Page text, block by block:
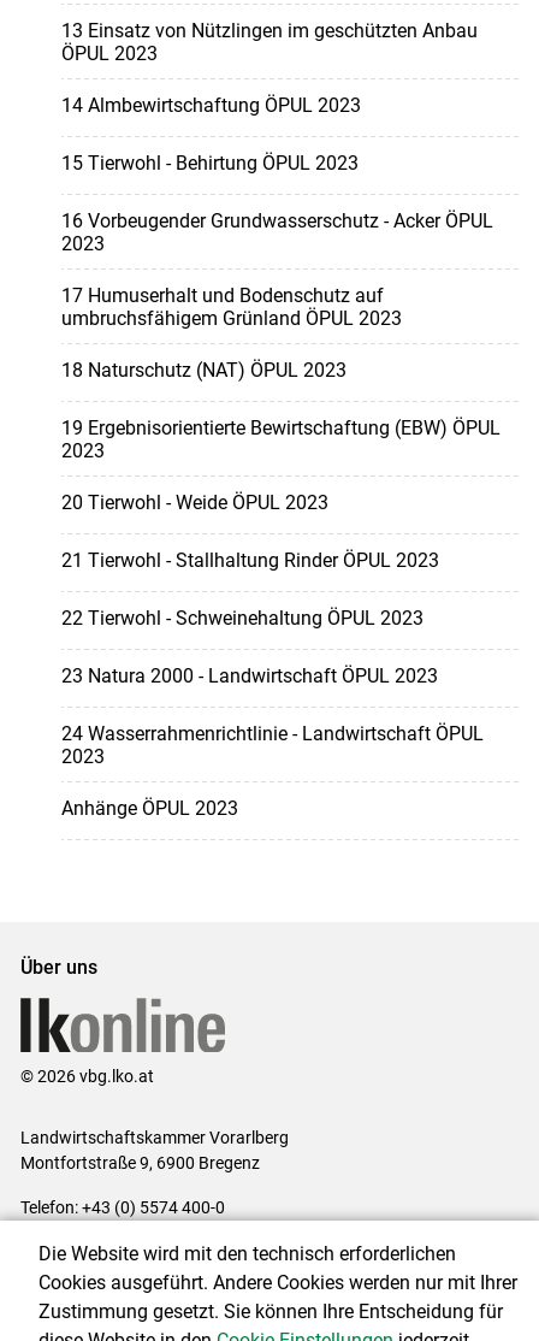
13 Einsatz von Nützlingen im geschützten Anbau
ÖPUL 2023
14 Almbewirtschaftung ÖPUL 2023
15 Tierwohl - Behirtung ÖPUL 2023
16 Vorbeugender Grundwasserschutz - Acker ÖPUL
2023
17 Humuserhalt und Bodenschutz auf
umbruchsfähigem Grünland ÖPUL 2023
18 Naturschutz (NAT) ÖPUL 2023
19 Ergebnisorientierte Bewirtschaftung (EBW) ÖPUL
2023
20 Tierwohl - Weide ÖPUL 2023
21 Tierwohl - Stallhaltung Rinder ÖPUL 2023
22 Tierwohl - Schweinehaltung ÖPUL 2023
23 Natura 2000 - Landwirtschaft ÖPUL 2023
24 Wasserrahmenrichtlinie - Landwirtschaft ÖPUL
2023
Anhänge ÖPUL 2023
Über uns
© 2026 vbg.lko.at
Landwirtschaftskammer Vorarlberg
Montfortstraße 9, 6900 Bregenz
Telefon: +43 (0) 5574 400-0
Impressum|Kontakt|Datenschutzerklärung|Barrierefreiheit|
Cookie-Einstellungen
Die Website wird mit den technisch erforderlichen
Cookies ausgeführt. Andere Cookies werden nur mit Ihrer
Zustimmung gesetzt. Sie können Ihre Entscheidung für